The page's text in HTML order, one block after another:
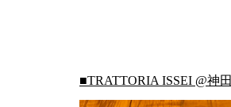
■TRATTORIA ISSEI @神田